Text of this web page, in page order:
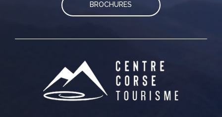
BROCHURES